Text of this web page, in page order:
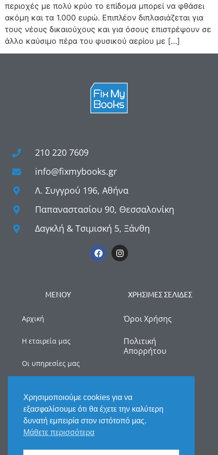
περιοχές με πολύ κρύο το επίδομα μπορεί να φθάσει
ακόμη και τα 1.000 ευρώ. Επιπλέον διπλασιάζεται για
τους νέους δικαιούχους και για όσους επιστρέψουν σε
άλλο καύσιμο πέρα του φυσικού αερίου με […]
210 220 7609
info@fixmybooks.gr
Λ. Συγγρού 196, Αθήνα
Παπαναστασίου 90, Θεσσαλονίκη
Δαγκλή & Τσιμισκή 5, Ξάνθη
ΜΕΝΟΥ
Αρχική
Η εταιρεία μας
Οι υπηρεσίες μας
Νέα
Επικοινωνία
ΧΡΗΣΙΜΕΣ ΣΕΛΙΔΕΣ
Όροι Χρήσης
Πολιτική
Απορρήτου
Χρησιμοποιούμε cookies για να
εξασφαλίσουμε ότι θα έχετε την καλύτερη
δυνατή εμπειρία στον ιστότοπό μας.
Μάθετε περισσότερα